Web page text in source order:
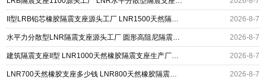
II型LRB铅芯橡胶隔震支座源头工厂 LNR1500天然隔震支座多少钱 基础隔震支座厂家 2026-8-7
水平力分散型LNR隔震支座源头工厂 圆形高阻尼隔震支座的源头工厂 HDR1300橡胶隔震支座源头工厂 2026-8-7
建筑隔震支座II型 LNR1000天然橡胶隔震支座生产厂家 LNR600隔震橡胶支座源头工厂 2026-8-7
LNR700天然橡胶支座多少钱 LNR800天然橡胶隔震支座源头工厂 隔震滑动支座 2026-8-7